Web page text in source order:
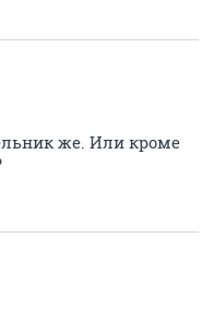
же. Или кроме